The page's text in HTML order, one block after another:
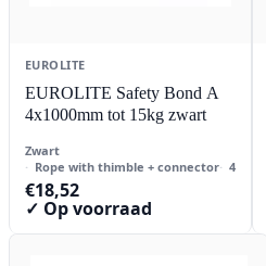
EUROLITE
EUROLITE Safety Bond A
4x1000mm tot 15kg zwart
Zwart
Rope with thimble + connector 4
€18,52
✓ Op voorraad